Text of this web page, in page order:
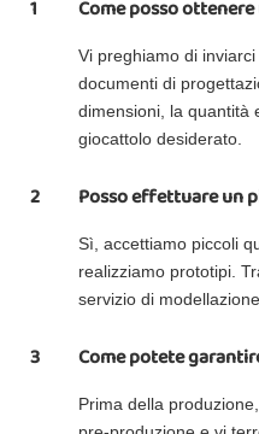
1 Come posso
Vi preghiamo di
documenti di
dimensioni, la quantità
giocattolo desiderato.
2 Posso effettuare un
Sì, accettiamo piccoli
realizziamo prototipi.
servizio di
3 Come potete
Prima della